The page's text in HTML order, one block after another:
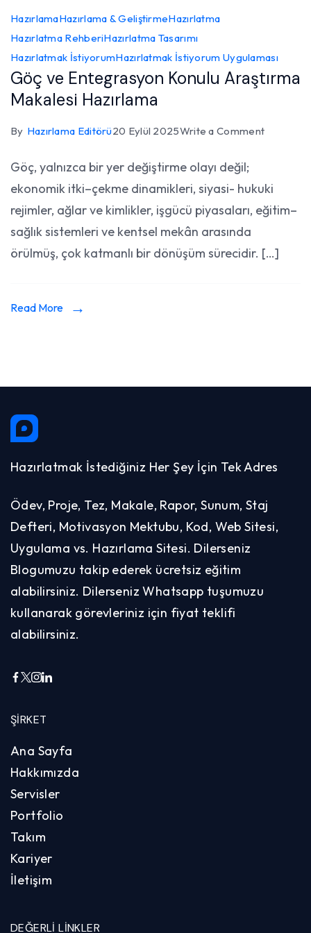
HazırlamaHazırlama & GeliştirmeHazırlatma
Hazırlatma RehberiHazırlatma Tasarımı
Hazırlatmak İstiyorumHazırlatmak İstiyorum Uygulaması
Göç ve Entegrasyon Konulu Araştırma
Makalesi Hazırlama
By Hazırlama Editörü20 Eylül 2025Write a Commenton
Konulu
Makalesi
Göç, yalnızca bir yer değiştirme olayı değil;
ekonomik itki–çekme dinamikleri, siyasi- hukuki
rejimler, ağlar ve kimlikler, işgücü piyasaları, eğitim–
sağlık sistemleri ve kentsel mekân arasında
örülmüş, çok katmanlı bir dönüşüm sürecidir. […]
Read More
Hazırlatmak İstediğiniz Her Şey İçin Tek Adres
Ödev, Proje, Tez, Makale, Rapor, Sunum, Staj
Defteri, Motivasyon Mektubu, Kod, Web Sitesi,
Uygulama vs. Hazırlama Sitesi. Dilerseniz
Blogumuzu takip ederek ücretsiz eğitim
alabilirsiniz. Dilerseniz Whatsapp tuşumuzu
kullanarak görevleriniz için fiyat teklifi
alabilirsiniz.
ŞIRKET
Ana Sayfa
Hakkımızda
Servisler
Portfolio
Takım
Kariyer
İletişim
DEĞERLI LINKLER